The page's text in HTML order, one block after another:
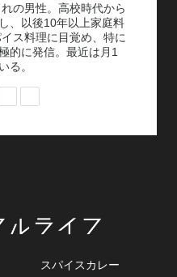
の男性。高校時代から
、以後10年以上家庭料
ス料理に目覚め、特に
的に発信。最近は月1
る。
スパイスカレー